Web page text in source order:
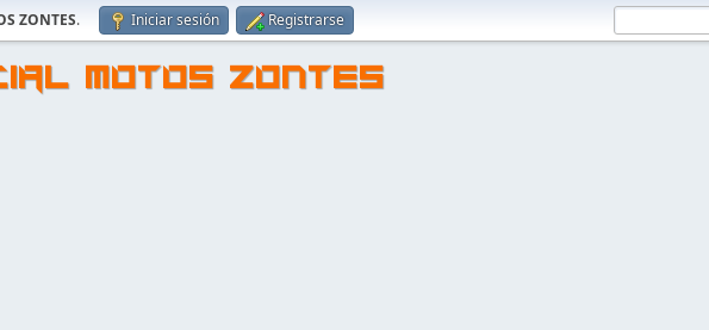
ZONTES. Iniciar sesión Registrarse
MOTOS ZONTES